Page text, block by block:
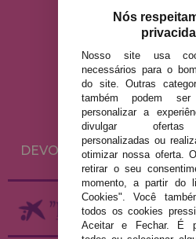
AVISO
POLÍTICA DE
POLÍTICA DE
ENVIO E
DEVOLUÇÕES / DIREITO
Nós
Nosso site usa
necessários para o
do site. Outras
também podem
personalizar a
divulgar ofertas
personalizadas ou
otimizar nossa oferta.
retirar o seu
momento, a partir do
Cookies". Você
todos os cookies
Aceitar e Fechar. É